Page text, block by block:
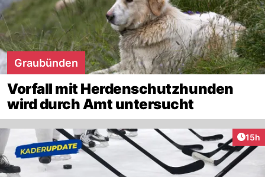
Graubünden
Vorfall mit Herdenschutzhunden
wird durch Amt untersucht
15h